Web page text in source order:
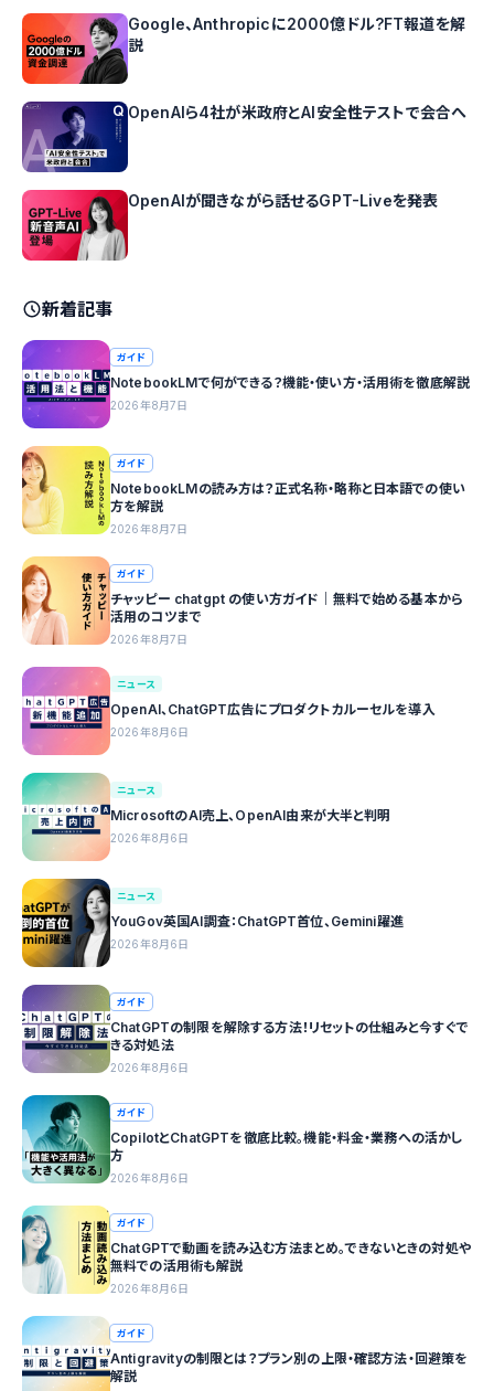
Google、Anthropicに2000億ドル?FT報道を解
説
OpenAIら4社が米政府とAI安全性テストで会合へ
OpenAIが聞きながら話せるGPT-Liveを発表
新着記事
ガイド
NotebookLMで何ができる？機能・使い方・活用術を徹底解説
2026年8月7日
ガイド
NotebookLMの読み方は？正式名称・略称と日本語での使い
方を解説
2026年8月7日
ガイド
チャッピー chatgpt の使い方ガイド｜無料で始める基本から
活用のコツまで
2026年8月7日
ニュース
OpenAI、ChatGPT広告にプロダクトカルーセルを導入
2026年8月6日
ニュース
MicrosoftのAI売上、OpenAI由来が大半と判明
2026年8月6日
ニュース
YouGov英国AI調査：ChatGPT首位、Gemini躍進
2026年8月6日
ガイド
ChatGPTの制限を解除する方法！リセットの仕組みと今すぐで
きる対処法
2026年8月6日
ガイド
CopilotとChatGPTを徹底比較。機能・料金・業務への活かし
方
2026年8月6日
ガイド
ChatGPTで動画を読み込む方法まとめ。できないときの対処や
無料での活用術も解説
2026年8月6日
ガイド
Antigravityの制限とは？プラン別の上限・確認方法・回避策を
解説